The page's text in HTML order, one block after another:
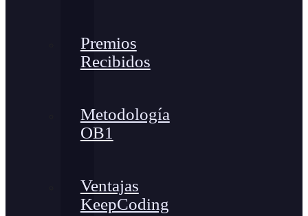
Premios
Recibidos
Metodología
OB1
Ventajas
KeepCoding